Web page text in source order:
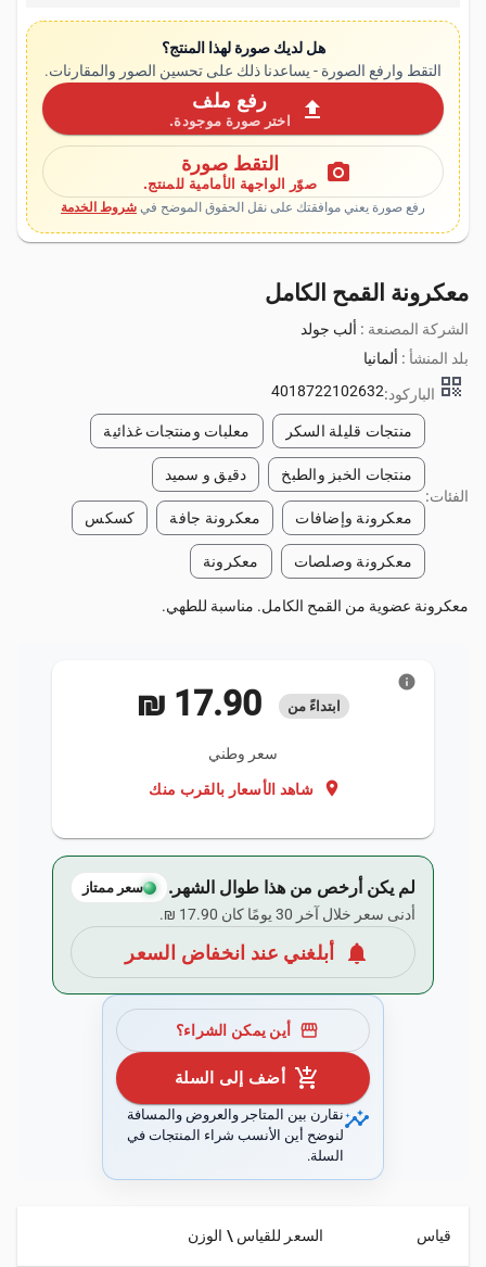
هل لديك صورة لهذا المنتج؟
التقط وارفع الصورة - يساعدنا ذلك على تحسين الصور والمقارنات.
upload رفع ملف
اختر صورة موجودة.
photo_camera التقط صورة
صوّر الواجهة الأمامية للمنتج.
رفع صورة يعني موافقتك على نقل الحقوق الموضح في شروط الخدمة
معكرونة القمح الكامل
الشركة المصنعة : ألب جولد
بلد المنشأ : ألمانيا
qr_code الباركود:4018722102632
الفئات:
منتجات قليلة السكر معلبات ومنتجات غذائية
منتجات الخبز والطبخ دقيق و سميد
معكرونة وإضافات معكرونة جافة كسكس
معكرونة وصلصات معكرونة
معكرونة عضوية من القمح الكامل. مناسبة للطهي.
ابتداءً من
سعر وطني
location_on شاهد الأسعار بالقرب منك
info
لم يكن أرخص من هذا طوال الشهر. سعر ممتاز
أدنى سعر خلال آخر 30 يومًا كان ‏17.90 ₪.
notifications أبلغني عند انخفاض السعر
storefront أين يمكن الشراء؟
add_shopping_cart أضف إلى السلة
insightsنقارن بين المتاجر والعروض والمسافة
لنوضح أين الأنسب شراء المنتجات في
السلة.
قياس السعر للقياس \ الوزن